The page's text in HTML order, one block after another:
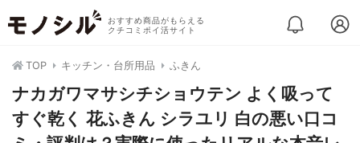
おすすめ商品がもらえる
クチコミポイ活サイト
TOP キッチン・台所用品 ふきん
ナカガワマサシチショウテン よく吸って
すぐ乾く 花ふきん シラユリ 白の悪い口コ